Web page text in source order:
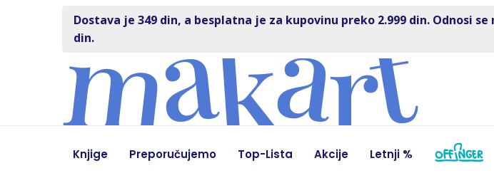
Dostava je 349 din, a besplatna je za kupovinu preko 2.999 din. Odnosi
din.
Knjige Preporučujemo Top-Lista Akcije Letnji %